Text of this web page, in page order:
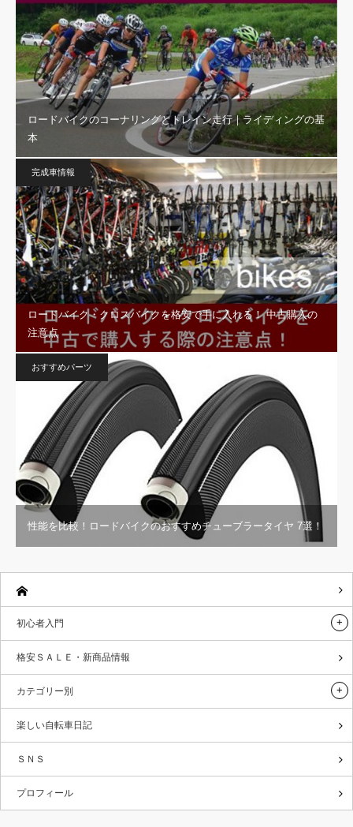
ロードバイクのコーナリングとトレイン走行｜ライディングの基
本
完成車情報
ロードバイク・クロスバイクを格安で手に入れる！ 中古購入の
注意点
おすすめパーツ
性能を比較！ロードバイクのおすすめチューブラータイヤ 7選！
初心者入門
格安ＳＡＬＥ・新商品情報
カテゴリー別
楽しい自転車日記
ＳＮＳ
プロフィール